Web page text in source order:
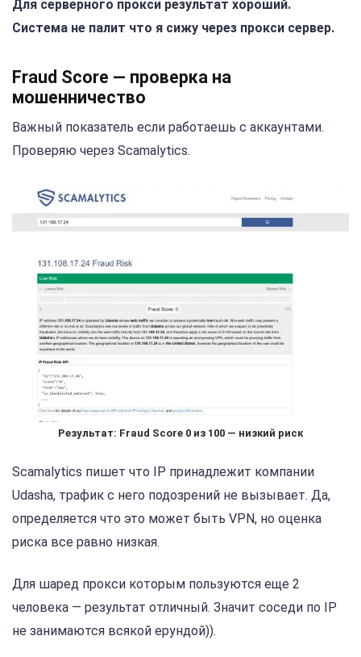
Для серверного прокси результат хороший.
Система не палит что я сижу через прокси сервер.
Fraud Score — проверка на
мошенничество
Важный показатель если работаешь с аккаунтами.
Проверяю через Scamalytics.
Результат: Fraud Score 0 из 100 — низкий риск
Scamalytics пишет что IP принадлежит компании
Udasha, трафик с него подозрений не вызывает. Да,
определяется что это может быть VPN, но оценка
риска все равно низкая.
Для шаред прокси которым пользуются еще 2
человека — результат отличный. Значит соседи по IP
не занимаются всякой ерундой)).